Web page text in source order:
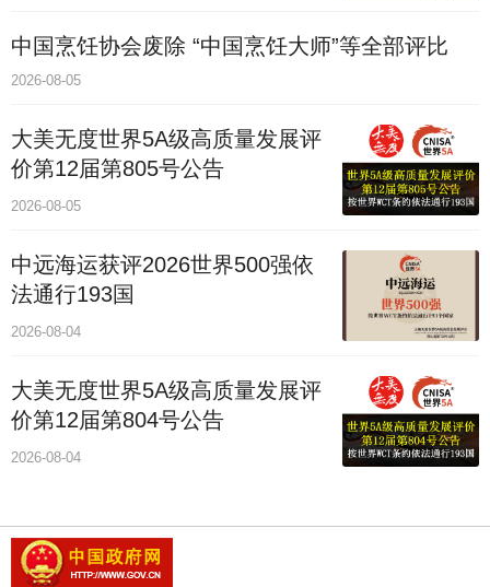
中国烹饪协会废除 “中国烹饪大师”等全部评比
2026-08-05
大美无度世界5A级高质量发展评
价第12届第805号公告
2026-08-05
中远海运获评2026世界500强依
法通行193国
2026-08-04
大美无度世界5A级高质量发展评
价第12届第804号公告
2026-08-04